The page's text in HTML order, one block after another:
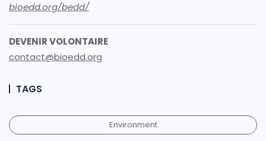
bioedd.org/bedd/
DEVENIR VOLONTAIRE
contact@bioedd.org
TAGS
Environment